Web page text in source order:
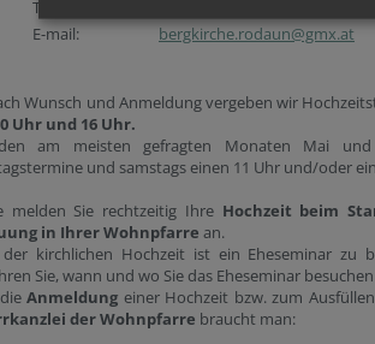
Telefon:
E-mail:
bergkirche.rodaun@gmx.at
Wunsch und Anmeldung vergeben wir
Uhr und 16 Uhr.
am meisten gefragten Monaten Mai und
und samstags einen 11 Uhr und/oder
melden Sie rechtzeitig Ihre Hochzeit beim
in Ihrer Wohnpfarre an.
kirchlichen Hochzeit ist ein Eheseminar zu
Sie, wann und wo Sie das Eheseminar
Anmeldung einer Hochzeit bzw. zum
der Wohnpfarre braucht man: